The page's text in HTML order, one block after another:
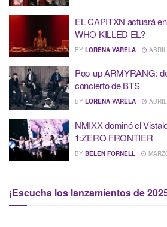
EL CAPITXN actuará
WHO KILLED EL?
BY LORENA VARELA
Pop-up ARMYRANG:
concierto de BTS
BY LORENA VARELA
NMIXX dominó el
1:ZERO FRONTIER
BY BELÉN FORNELL
¡Escucha los lanzamientos de